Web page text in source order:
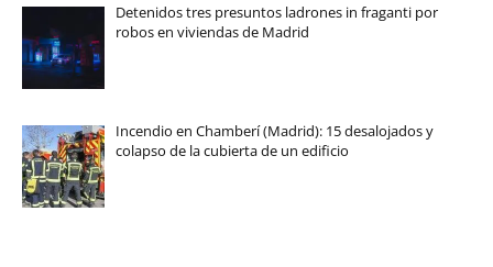
Detenidos tres presuntos ladrones in fraganti por
robos en viviendas de Madrid
Incendio en Chamberí (Madrid): 15 desalojados y
colapso de la cubierta de un edificio